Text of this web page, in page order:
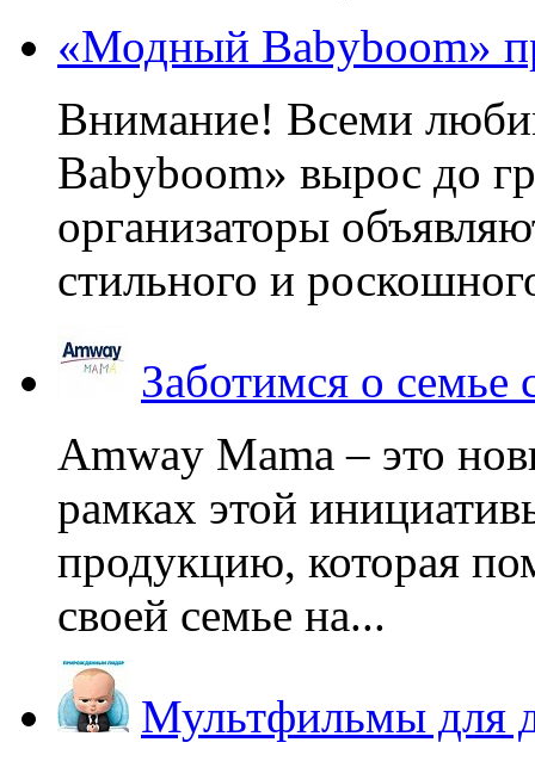
«Модный Babyboom»
Внимание! Всеми
Babyboom» вырос до
организаторы
стильного и
Заботимся о
Amway Mama – это
рамках этой
продукцию, которая
своей семье на...
Мультфильмы для